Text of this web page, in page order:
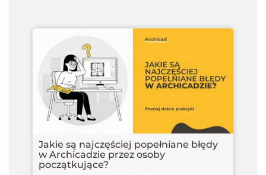
Jakie są najczęściej popełniane błędy
w Archicadzie przez osoby
początkujące?